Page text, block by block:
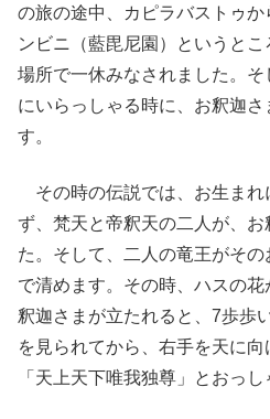
の旅の途中、カピラバストゥ
ンビニ（藍毘尼園）というと
場所で一休みなされました。
にいらっしゃる時に、お釈迦
す。
その時の伝説では、お生まれ
ず、梵天と帝釈天の二人が、
た。そして、二人の竜王がそ
で清めます。その時、ハスの
釈迦さまが立たれると、7歩歩
を見られてから、右手を天に向
「天上天下唯我独尊」とおっし